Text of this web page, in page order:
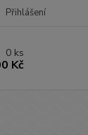
Přihlášení
0 ks
Kč